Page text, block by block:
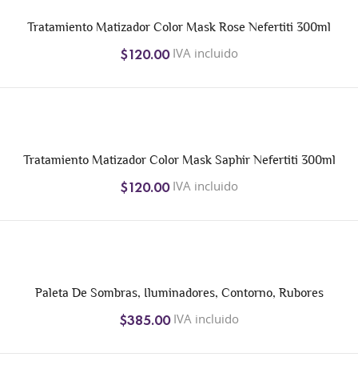
Tratamiento Matizador Color Mask Rose Nefertiti 300ml
$120.00IVA incluido
Tratamiento Matizador Color Mask Saphir Nefertiti 300ml
$120.00IVA incluido
Paleta De Sombras, Iluminadores, Contorno, Rubores
$385.00IVA incluido